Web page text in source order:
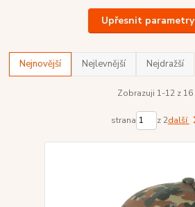
Upřesnit parametry
Nejnovější Nejlevnější Nejdražší
Zobrazuji 1-12 z 16
strana z 2další